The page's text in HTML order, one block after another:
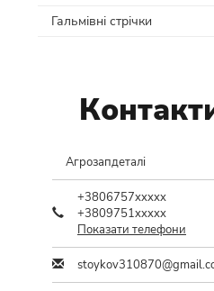
Гальмівні стрічки
Агрозапдеталі
+3806757xxxxx
+3809751xxxxx
Показати телефони